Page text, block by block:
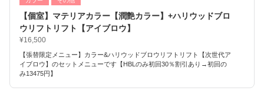
【個室】マテリアカラー【潤艶カラー】+ハリウッドブロ
ウリフトリフト【アイブロウ】
¥16,500
【張替限定メニュー】カラー&ハリウッドブロウリフトリフト【次世代ア
イブロウ】のセットメニューです【HBLのみ初回30％割引あり→初回の
み13475円】